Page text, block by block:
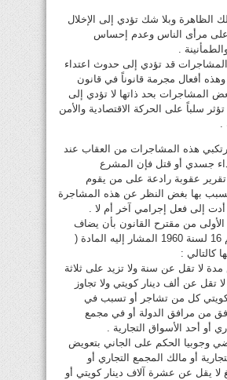
الظاهرة وبلا شك تؤدي إلى الإخلال
على مرأى الناس وعدم إحساس
.
قد تؤدي إلى حدوث اعتداء
أفعال مجرمة قانوناً في قانون
بعض المشاجرات بحد ذاتها لا تؤدي إلى
سلباً على الحركة الاقتصادية والأمن
هذه المشاجرات من العقاب عند
جسدي أو قتل فإن المشرع
تقرير عقوبة رادعة على من يقوم
بها بغض النظر عن هذه المشاجرة
إلى فعل إجرامي آخر أم لا .
من مقترح القانون بأن يضاف
إلى القانون رقم 16 لسنة 1960 المشار إليه المادة (
لا تقل عن سنة ولا تزيد على ثلاثة
تقل عن ألف دينار كويتي ولا تجاوز
كويتي كل من تشاجر أو تسبب في
من مرافق الدولة أو في مجمع
أو أحد الأسواق التجارية .
وجوبيا الحكم على الجاني بتعويض
أو مالك المجمع التجاري أو
لا يقل عن عشرة آلاف دينار كويتي أو